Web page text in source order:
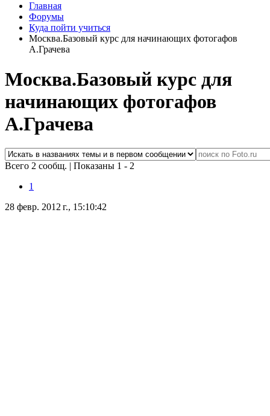
Главная
Форумы
Куда пойти учиться
Москва.Базовый курс для начинающих фотогафов
А.Грачева
Москва.Базовый курс для
начинающих фотогафов
А.Грачева
Всего 2 сообщ. | Показаны 1 - 2
1
28 февр. 2012 г., 15:10:42